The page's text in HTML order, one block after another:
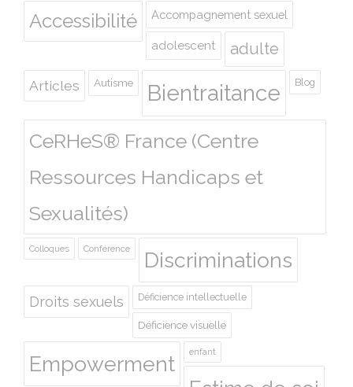
Accessibilité Accompagnement sexuel
adolescent adulte
Articles Autisme Bientraitance Blog
CeRHeS® France (Centre
Ressources Handicaps et
Sexualités)
Colloques Conférence Discriminations
Droits sexuels Déficience intellectuelle
Déficience visuelle
Empowerment enfant